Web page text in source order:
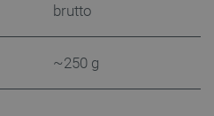
brutto
~250 g